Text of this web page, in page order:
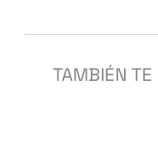
TAMBIÉN TE